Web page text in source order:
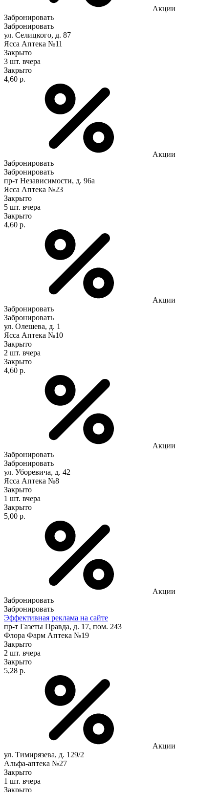
Акции
Забронировать
Забронировать
ул. Селицкого, д. 87
Ясса Аптека №11
Закрыто
3 шт. вчера
Закрыто
4,60 р.
Акции
Забронировать
Забронировать
пр-т Независимости, д. 96а
Ясса Аптека №23
Закрыто
5 шт. вчера
Закрыто
4,60 р.
Акции
Забронировать
Забронировать
ул. Олешева, д. 1
Ясса Аптека №10
Закрыто
2 шт. вчера
Закрыто
4,60 р.
Акции
Забронировать
Забронировать
ул. Уборевича, д. 42
Ясса Аптека №8
Закрыто
1 шт. вчера
Закрыто
5,00 р.
Акции
Забронировать
Забронировать
Эффективная реклама на сайте
пр-т Газеты Правда, д. 17, пом. 243
Флора Фарм Аптека №19
Закрыто
2 шт. вчера
Закрыто
5,28 р.
Акции
ул. Тимирязева, д. 129/2
Альфа-аптека №27
Закрыто
1 шт. вчера
Закрыто